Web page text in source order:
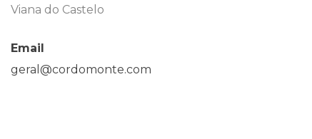
Viana do Castelo
Email
geral@cordomonte.com